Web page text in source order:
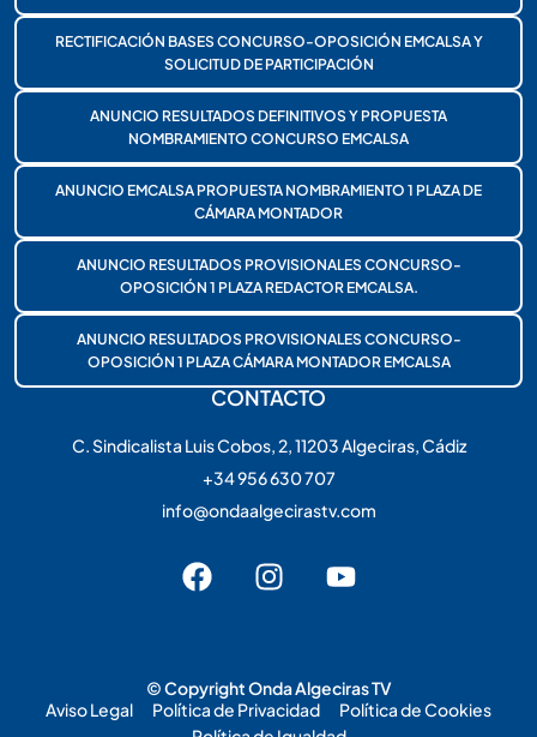
RECTIFICACIÓN BASES CONCURSO-OPOSICIÓN EMCALSA Y
SOLICITUD DE PARTICIPACIÓN
ANUNCIO RESULTADOS DEFINITIVOS Y PROPUESTA
NOMBRAMIENTO CONCURSO EMCALSA
ANUNCIO EMCALSA PROPUESTA NOMBRAMIENTO 1 PLAZA DE
CÁMARA MONTADOR
ANUNCIO RESULTADOS PROVISIONALES CONCURSO-
OPOSICIÓN 1 PLAZA REDACTOR EMCALSA.
ANUNCIO RESULTADOS PROVISIONALES CONCURSO-
OPOSICIÓN 1 PLAZA CÁMARA MONTADOR EMCALSA
CONTACTO
C. Sindicalista Luis Cobos, 2, 11203 Algeciras, Cádiz
+34 956 630 707
info@ondaalgecirastv.com
© Copyright Onda Algeciras TV
Aviso Legal
Política de Privacidad
Política de Cookies